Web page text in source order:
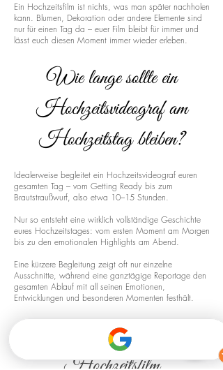
Ein Hochzeitsfilm ist nichts, was man später nachholen
kann. Blumen, Dekoration oder andere Elemente sind
nur für einen Tag da – euer Film bleibt für immer und
lässt euch diesen Moment immer wieder erleben.
Wie lange sollte ein
Hochzeitsvideograf am
Hochzeitstag bleiben?
Idealerweise begleitet ein Hochzeitsvideograf euren
gesamten Tag – vom Getting Ready bis zum
Brautstraußwurf, also etwa 10–15 Stunden.
Nur so entsteht eine wirklich vollständige Geschichte
eures Hochzeitstages: vom ersten Moment am Morgen
bis zu den emotionalen Highlights am Abend.
Eine kürzere Begleitung zeigt oft nur einzelne
Ausschnitte, während eine ganztägige Reportage den
gesamten Ablauf mit all seinen Emotionen,
Entwicklungen und besonderen Momenten festhält.
Drohnenaufnahmen für euren